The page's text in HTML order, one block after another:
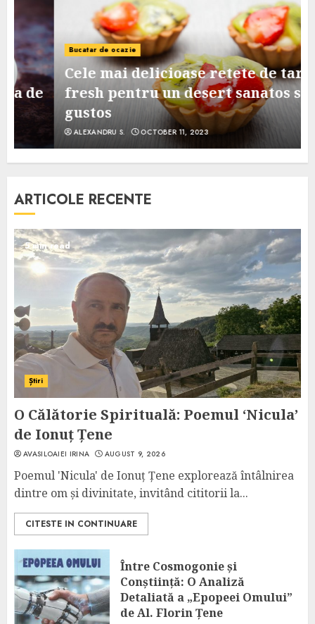
Bucatar de ocazie
Cele mai delicioase retete de tarte
fresh pentru un desert sanatos si
gustos
ALEXANDRU S. OCTOBER 11, 2023
ARTICOLE RECENTE
5 min read
Știri
O Călătorie Spirituală: Poemul ‘Nicula’
de Ionuț Țene
AVASILOAIEI IRINA AUGUST 9, 2026
Poemul 'Nicula' de Ionuț Țene explorează întâlnirea
dintre om și divinitate, invitând cititorii la...
CITESTE IN CONTINUARE
Între Cosmogonie și
Conștiință: O Analiză
Detaliată a „Epopeei Omului”
de Al. Florin Țene